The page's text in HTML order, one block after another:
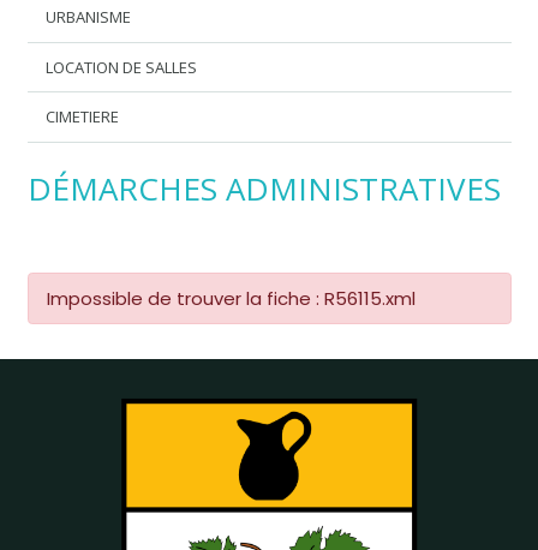
URBANISME
LOCATION DE SALLES
CIMETIERE
DÉMARCHES ADMINISTRATIVES
Impossible de trouver la fiche : R56115.xml